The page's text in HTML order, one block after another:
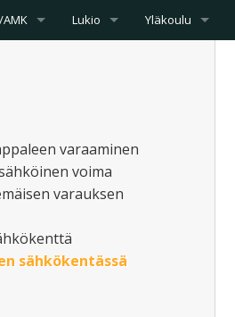
Lukio Yläkoulu
varaaminen
voima
varauksen
sähkökentässä